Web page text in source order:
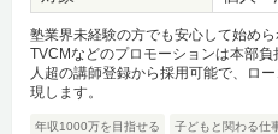
塾業界未経験の方でも安心して始め
TVCMなどのプロモーションは本部
人超の講師登録から採用可能で、ロ
現します。
年収1000万を目指せる 子どもと関わる仕